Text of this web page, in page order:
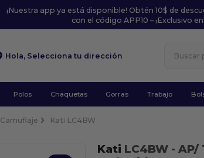
¡Nuestra app ya está disponible! Obtén 10$ de
con el código APP10 – ¡Exclusivo
Hola, Selecciona tu dirección
Polos Chaquetas Gorras Trabajo
Camuflaje Kati LC4BW
Kati LC4BW - AP/